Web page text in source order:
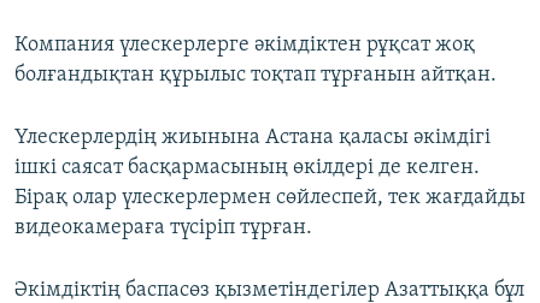
Компания үлескерлерге әкімдіктен рұқсат жоқ
болғандықтан құрылыс тоқтап тұрғанын айтқан.
Үлескерлердің жиынына Астана қаласы әкімдігі
ішкі саясат басқармасының өкілдері де келген.
Бірақ олар үлескерлермен сөйлеспей, тек жағдайды
видеокамераға түсіріп тұрған.
Әкімдіктің баспасөз қызметіндегілер Азаттыққа бұл